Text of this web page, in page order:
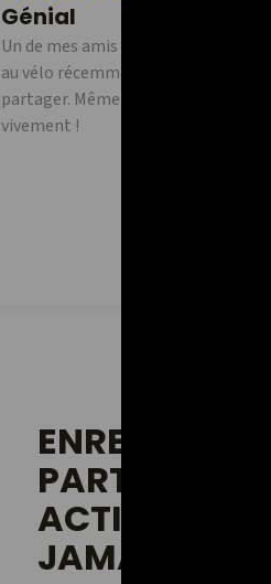
Génial
Un de mes amis a commencé à
au vélo récemment et j'adore
partager. Même la version gratuite
vivement !
PARTAGEZ
ACTIVITÉS
JAMAIS.